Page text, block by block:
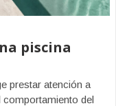
piscina
prestar atención a
del